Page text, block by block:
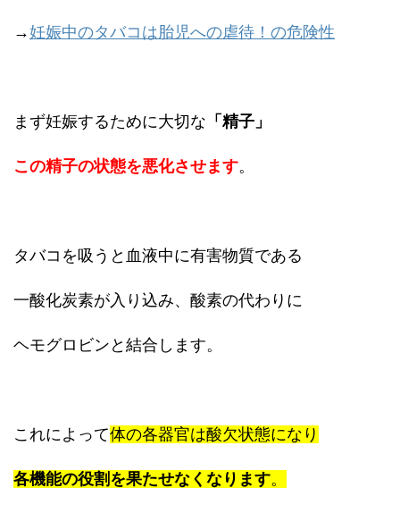
→妊娠中のタバコは胎児への虐待！の危険性
まず妊娠するために大切な 「精子」
この精子の状態を悪化させます。
タバコを吸うと血液中に有害物質である
一酸化炭素が入り込み、酸素の代わりに
ヘモグロビンと結合します。
これによって体の各器官は酸欠状態になり
各機能の役割を果たせなくなります。